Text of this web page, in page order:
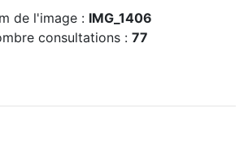
de l'image : IMG_1406
consultations : 77